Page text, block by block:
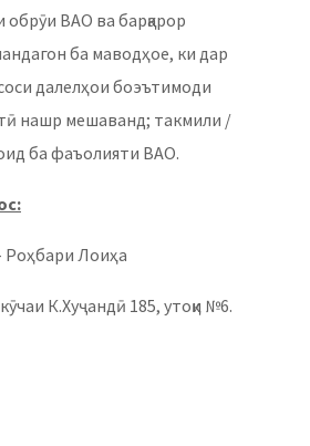
ВАО ва барқарор
ба маводҳое, ки дар
далелҳои боэътимоди
нашр мешаванд; такмили /
ба фаъолияти ВАО.
:
Роҳбари Лоиҳа
К.Хуҷандӣ 185, утоқи №6.